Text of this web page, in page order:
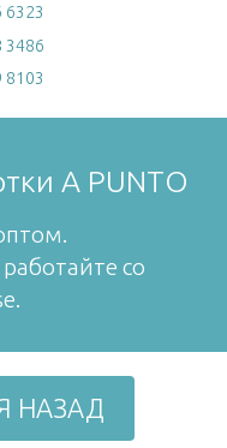
6323
3486
8103
A PUNTO
со
НАЗАД